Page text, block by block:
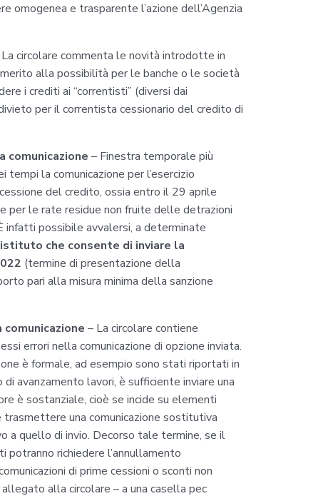
omogenea e trasparente l’azione dell’Agenzia
circolare commenta le novità introdotte in
alla possibilità per le banche o le società
i crediti ai “correntisti” (diversi dai
per il correntista cessionario del credito di
comunicazione – Finestra temporale più
tempi la comunicazione per l’esercizio
del credito, ossia entro il 29 aprile
le rate residue non fruite delle detrazioni
possibile avvalersi, a determinate
istituto che consente di inviare la
(termine di presentazione della
pari alla misura minima della sanzione
– La circolare contiene
errori nella comunicazione di opzione inviata.
è formale, ad esempio sono stati riportati in
avanzamento lavori, è sufficiente inviare una
è sostanziale, cioè se incide su elementi
una comunicazione sostitutiva
a quello di invio. Decorso tale termine, se il
richiedere l’annullamento
di prime cessioni o sconti non
alla circolare – a una casella pec